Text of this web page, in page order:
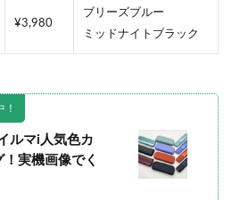
¥3,980
ブリーズブルー
ミッドナイトブラック
ルマi人気色カ
実機画像でく